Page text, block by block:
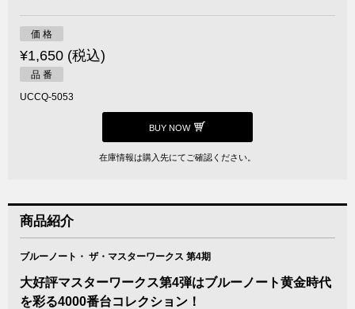
価 格
¥1,650 (税込)
品 番
UCCQ-5053
BUY NOW
在庫情報は購入先にてご確認ください。
商品紹介
ブルーノート・ ザ・マスターワークス 第4期
大好評マスターワークス第4弾はブルーノート黄金時代
を彩る4000番台コレクション！